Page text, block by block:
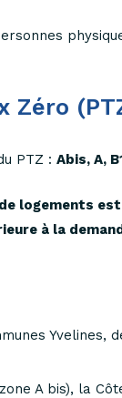
Zéro
PTZ : Abis, A,
logements
à la
Yvelines,
A bis), la